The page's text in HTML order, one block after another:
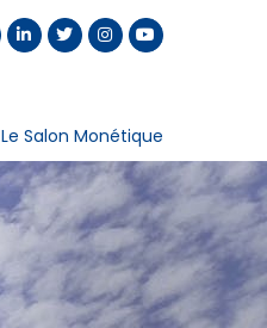
Le Salon Monétique